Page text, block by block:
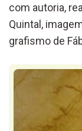
com autoria,
Quintal,
grafismo de